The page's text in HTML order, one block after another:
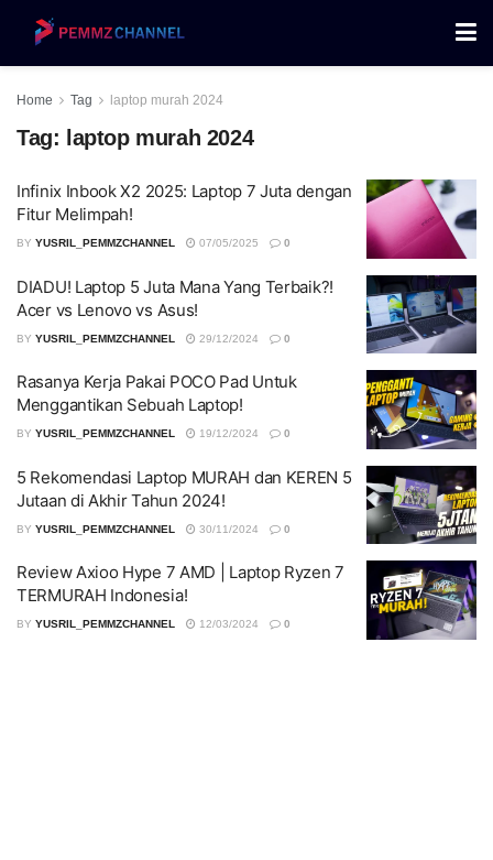
Home Tag laptop murah 2024
Tag: laptop murah 2024
Infinix Inbook X2 2025: Laptop 7 Juta dengan
Fitur Melimpah!
BY YUSRIL_PEMMZCHANNEL 07/05/2025 0
DIADU! Laptop 5 Juta Mana Yang Terbaik?!
Acer vs Lenovo vs Asus!
BY YUSRIL_PEMMZCHANNEL 29/12/2024 0
Rasanya Kerja Pakai POCO Pad Untuk
Menggantikan Sebuah Laptop!
BY YUSRIL_PEMMZCHANNEL 19/12/2024 0
5 Rekomendasi Laptop MURAH dan KEREN 5
Jutaan di Akhir Tahun 2024!
BY YUSRIL_PEMMZCHANNEL 30/11/2024 0
Review Axioo Hype 7 AMD | Laptop Ryzen 7
TERMURAH Indonesia!
BY YUSRIL_PEMMZCHANNEL 12/03/2024 0